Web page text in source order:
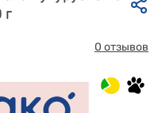
г
0 отзывов